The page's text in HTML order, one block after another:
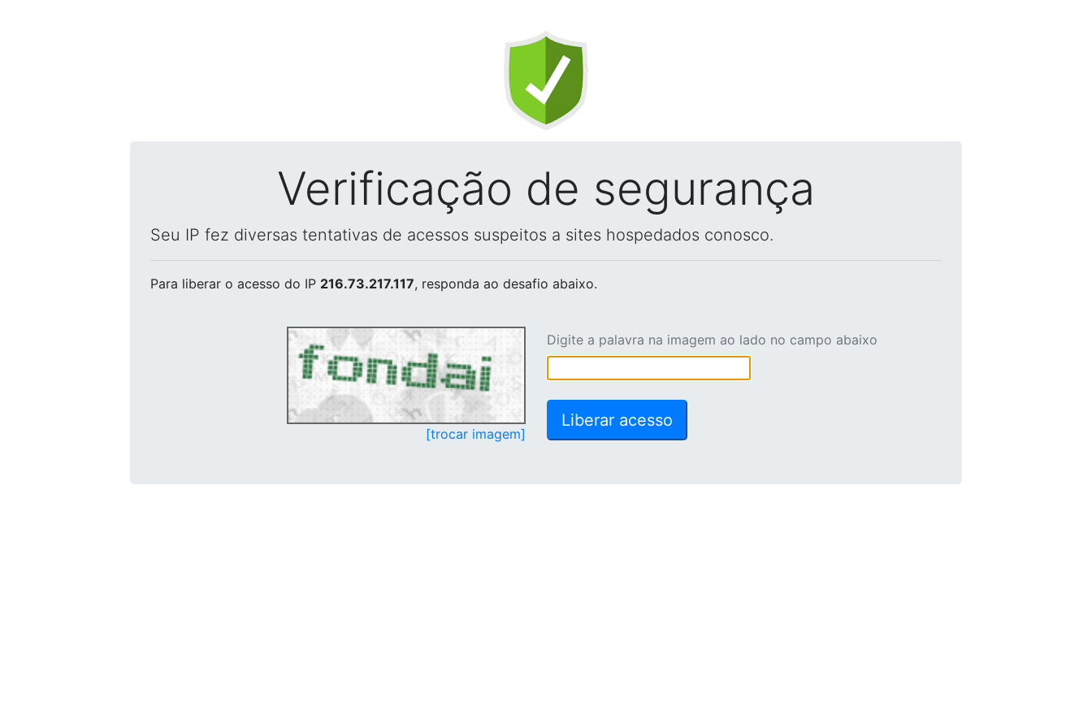
Verificação de segurança
Seu IP fez diversas tentativas de acessos suspeitos a sites hospedados conosco.
Para liberar o acesso do IP 216.73.217.117, responda ao desafio abaixo.
[trocar imagem]
Digite a palavra na imagem ao lado no campo abaixo